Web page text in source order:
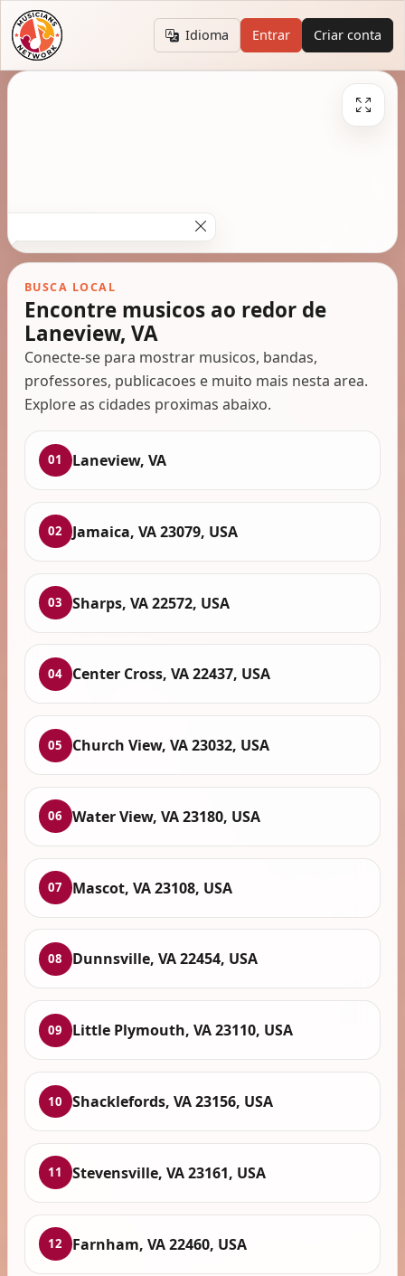
Idioma Entrar Criar conta
BUSCA LOCAL
Encontre musicos ao redor de
Laneview, VA
Conecte-se para mostrar musicos, bandas,
professores, publicacoes e muito mais nesta area.
Explore as cidades proximas abaixo.
01 Laneview, VA
02 Jamaica, VA 23079, USA
03 Sharps, VA 22572, USA
04 Center Cross, VA 22437, USA
05 Church View, VA 23032, USA
06 Water View, VA 23180, USA
07 Mascot, VA 23108, USA
08 Dunnsville, VA 22454, USA
09 Little Plymouth, VA 23110, USA
10 Shacklefords, VA 23156, USA
11 Stevensville, VA 23161, USA
12 Farnham, VA 22460, USA